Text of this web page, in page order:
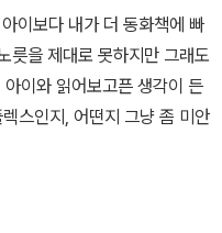
좋은 것 같아요. 엄마를 찾아
느껴졌으면 하는 바람도 갖게
마를 찾는 아기 새가 대견스
가 어떻게 네 엄마겠니?'라
자신있게 읽어나갑니다.
이보다 내가 더 동화책에 빠
릇을 제대로 못하지만 그래도
이와 읽어보고픈 생각이 든
스인지, 어떤지 그냥 좀 미안